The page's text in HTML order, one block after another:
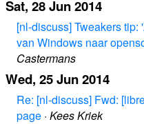
Sat, 28 Jun 2014
[nl-discuss] Tweakers
van Windows naar
Castermans
Wed, 25 Jun 2014
Re: [nl-discuss] Fwd:
page · Kees Kriek